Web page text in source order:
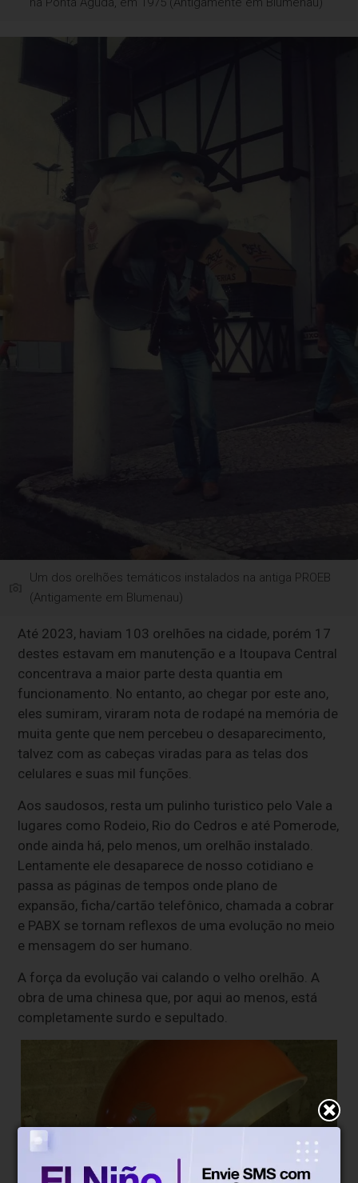
Um dos orelhões temáticos instalados na antiga PROEB
(Antigamente em Blumenau)
Até 2023, haviam 103 orelhões na cidade, porém 17
destes estavam em manutenção e a Itoupava Central
concentrava a maior parte desta quantia em
funcionamento. No entanto, ao chegar por este ano,
eles sumiram, viraram nota de rodapé na memória de
muita gente que nem percebeu o desaparecimento,
talvez com as cabeças viradas para as telas dos
celulares e suas mil funções.
Aos saudosos, resta um pulinho turistico pelo Vale a
lugares como Rodeio, Rio do Cedros e até Pomerode,
onde ainda há, pelo menos, um orelhão instalado.
Lentamente ele desaparece de nosso cotidiano e
passa as páginas de tempos onde plano de
expansão, ficha/cartão telefônico, chamada a cobrar
e PABX se tornam reflexos de uma evolução no meio
e mensagem do ser humano.
A força da evolução vai calando o velho orelhão. A
obra de uma chinesa que, por aqui ao menos, está
completamente surdo e sepultado.